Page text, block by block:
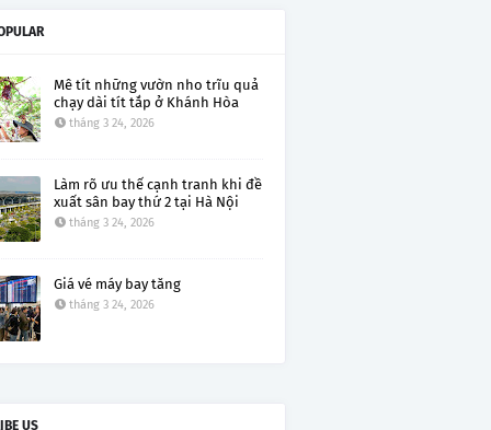
Mê tít những vườn nho trĩu quả
chạy dài tít tắp ở Khánh Hòa
tháng 3 24, 2026
Làm rõ ưu thế cạnh tranh khi đề
xuất sân bay thứ 2 tại Hà Nội
tháng 3 24, 2026
Giá vé máy bay tăng
tháng 3 24, 2026
US